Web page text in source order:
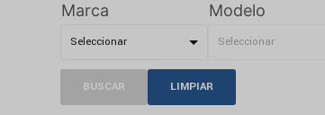
Marca Modelo
BUSCAR LIMPIAR